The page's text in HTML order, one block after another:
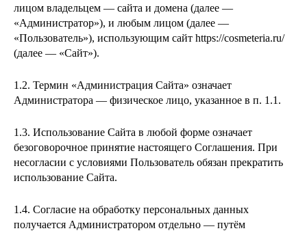
лицом владельцем — сайта и домена (далее —
«Администратор»), и любым лицом (далее —
«Пользователь»), использующим сайт https://cosmeteria.ru/
(далее — «Сайт»).
1.2. Термин «Администрация Сайта» означает
Администратора — физическое лицо, указанное в п. 1.1.
1.3. Использование Сайта в любой форме означает
безоговорочное принятие настоящего Соглашения. При
несогласии с условиями Пользователь обязан прекратить
использование Сайта.
1.4. Согласие на обработку персональных данных
получается Администратором отдельно — путём